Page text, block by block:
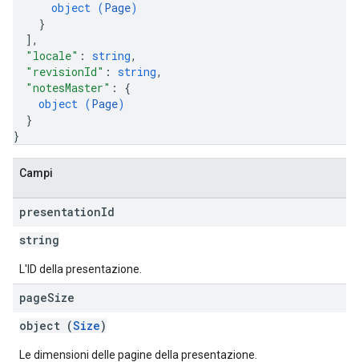
object (Page)
}
] ,
"locale" : string,
"revisionId" : string,
"notesMaster" : {
object (Page)
}
}
Campi
presentationId
string
L'ID della presentazione.
pageSize
object (Size)
Le dimensioni delle pagine della presentazione.